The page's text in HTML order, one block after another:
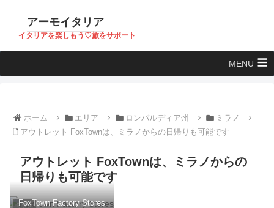
アーモイタリア
イタリアを楽しもう♡旅をサポート
MENU
ホーム エリア ロンバルディア州
ミラノ
アウトレット FoxTownは、ミラノからの日帰りも可能です
アウトレット FoxTownは、ミラノからの
日帰りも可能です
ミラノ
FoxTown Factory Stores